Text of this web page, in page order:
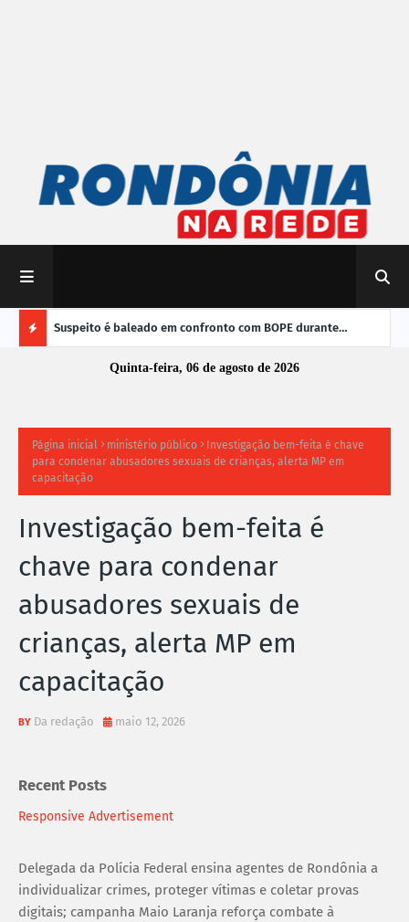
M
TÍ
C
I
Brasil Suspeito é baleado em confronto com BOPE durante
operação em Porto Velho
Quinta-feira, 06 de agosto de 2026
Página inicial ministério público
Investigação bem-feita é chave
para condenar abusadores sexuais de crianças, alerta MP em
capacitação
Investigação bem-feita é
chave para condenar
abusadores sexuais de
crianças, alerta MP em
capacitação
Da redação maio 12, 2026
Recent Posts
Responsive Advertisement
Delegada da Polícia Federal ensina agentes de Rondônia a
individualizar crimes, proteger vítimas e coletar provas
digitais; campanha Maio Laranja reforça combate à